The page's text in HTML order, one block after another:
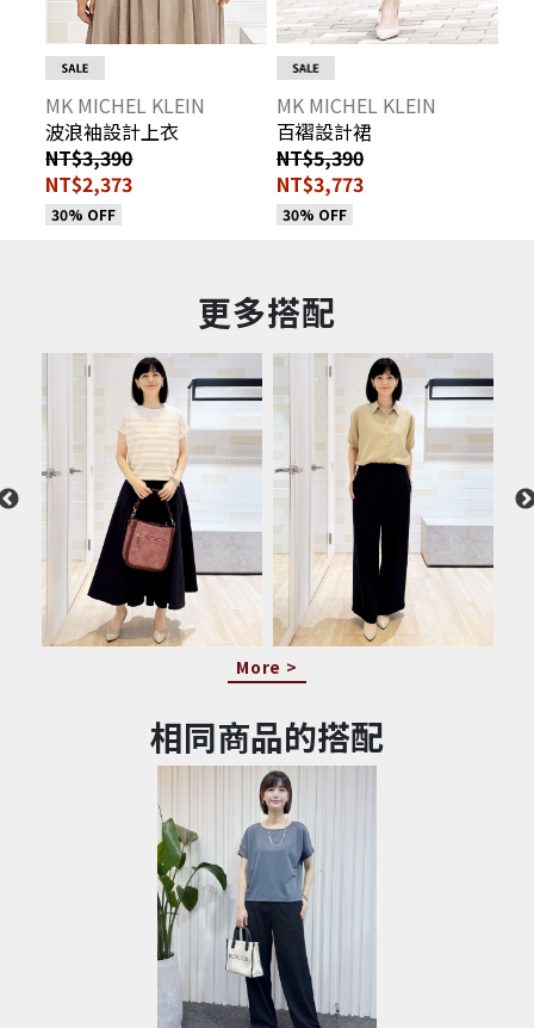
MK MICHEL KLEIN
波浪袖設計上衣
NT$3,390
NT$2,373
30% OFF
MK MICHEL KLEIN
百褶設計裙
NT$5,390
NT$3,773
30% OFF
更多搭配
More >
相同商品的搭配